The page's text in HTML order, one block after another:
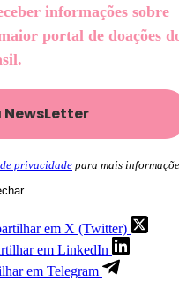
informações sobre
portal de doações
privacidade para mais
em X (Twitter)
em LinkedIn
em Telegram